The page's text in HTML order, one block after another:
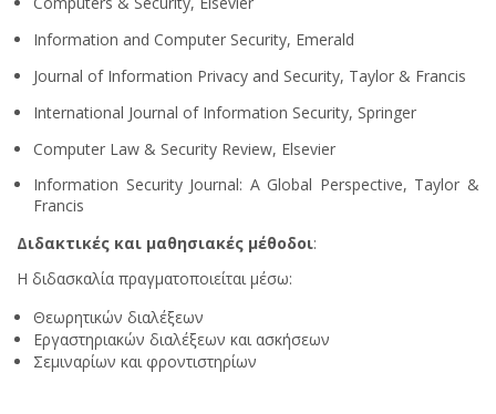
Information and Computer Security, Emerald
Journal of Information Privacy and Security, Taylor & Francis
International Journal of Information Security, Springer
Computer Law & Security Review, Elsevier
Information Security Journal: A Global Perspective, Taylor &
Francis
Διδακτικές και μαθησιακές μέθοδοι:
Η διδασκαλία πραγματοποιείται μέσω:
Θεωρητικών διαλέξεων
Εργαστηριακών διαλέξεων και ασκήσεων
Σεμιναρίων και φροντιστηρίων